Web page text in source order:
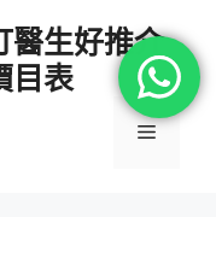
醫生好推介
目表
選